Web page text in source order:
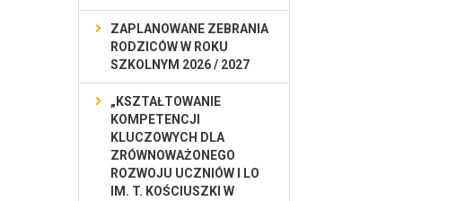
ZAPLANOWANE ZEBRANIA
RODZICÓW W ROKU
SZKOLNYM 2026 / 2027
„KSZTAŁTOWANIE
KOMPETENCJI
KLUCZOWYCH DLA
ZRÓWNOWAŻONEGO
ROZWOJU UCZNIÓW I LO
IM. T. KOŚCIUSZKI W